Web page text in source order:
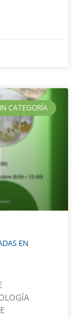
CATEGORÍA
EN